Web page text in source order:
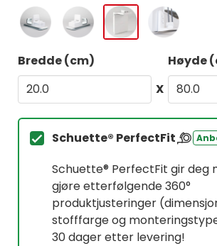
Bredde (cm)
X
Høyde
Schuette® PerfectFit
Schuette® PerfectFit gir deg
gjøre etterfølgende 360°
produktjusteringer
stofffarge og
30 dager etter levering!